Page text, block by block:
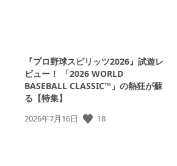
『プロ野球スピリッツ2026』試遊レ
ビュー！ 「2026 WORLD
BASEBALL CLASSIC™」の熱狂が蘇
る【特集】
公
2026年7月16日 18